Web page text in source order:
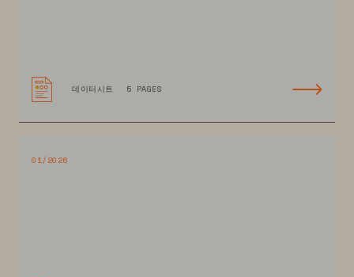
데이터시트 5 PAGES
01/2026